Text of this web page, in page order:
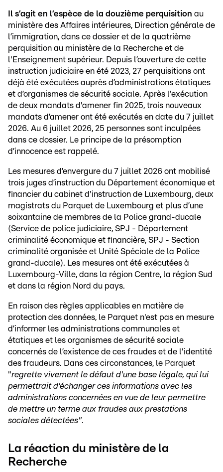
Il s’agit en l’espèce de la douzième perquisition au
ministère des Affaires intérieures, Direction générale de
l’immigration, dans ce dossier et de la quatrième
perquisition au ministère de la Recherche et de
l'Enseignement supérieur. Depuis l’ouverture de cette
instruction judiciaire en été 2023, 27 perquisitions ont
déjà été exécutées auprès d’administrations étatiques
et d’organismes de sécurité sociale. Après l'exécution
de deux mandats d'amener fin 2025, trois nouveaux
mandats d’amener ont été exécutés en date du 7 juillet
2026. Au 6 juillet 2026, 25 personnes sont inculpées
dans ce dossier. Le principe de la présomption
d’innocence est rappelé.
Les mesures d’envergure du 7 juillet 2026 ont mobilisé
trois juges d’instruction du Département économique et
financier du cabinet d'instruction de Luxembourg, deux
magistrats du Parquet de Luxembourg et plus d’une
soixantaine de membres de la Police grand-ducale
(Service de police judiciaire, SPJ - Département
criminalité économique et financière, SPJ - Section
criminalité organisée et Unité Spéciale de la Police
grand-ducale). Les mesures ont été exécutées à
Luxembourg-Ville, dans la région Centre, la région Sud
et dans la région Nord du pays.
En raison des règles applicables en matière de
protection des données, le Parquet n'est pas en mesure
d’informer les administrations communales et
étatiques et les organismes de sécurité sociale
concernés de l’existence de ces fraudes et de l'identité
des fraudeurs. Dans ces circonstances, le Parquet
"regrette vivement le défaut d'une base légale, qui lui
permettrait d'échanger ces informations avec les
administrations concernées en vue de leur permettre
de mettre un terme aux fraudes aux prestations
sociales détectées".
La réaction du ministère de la
Recherche